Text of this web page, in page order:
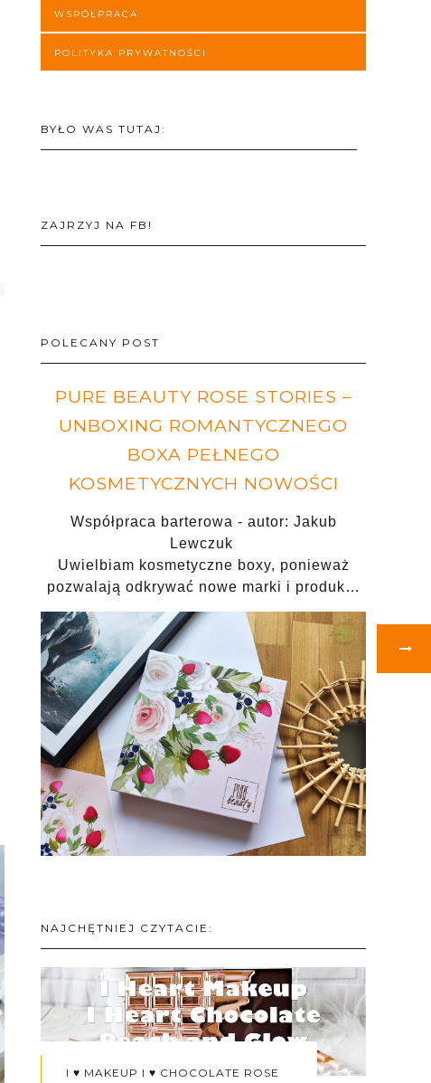
WSPÓŁPRACA
POLITYKA PRYWATNOŚCI
BYŁO WAS TUTAJ:
ZAJRZYJ NA FB!
POLECANY POST
PURE BEAUTY ROSE STORIES –
UNBOXING ROMANTYCZNEGO
BOXA PEŁNEGO
KOSMETYCZNYCH NOWOŚCI
Współpraca barterowa - autor: Jakub
Lewczuk
Uwielbiam kosmetyczne boxy, ponieważ
pozwalają odkrywać nowe marki i produk…
NAJCHĘTNIEJ CZYTACIE:
I ♥ MAKEUP I ♥ CHOCOLATE ROSE